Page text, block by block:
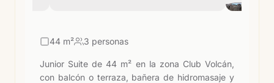
44 m² 3 personas
Junior Suite de 44 m² en la zona Club Volcán,
con balcón o terraza, bañera de hidromasaje y